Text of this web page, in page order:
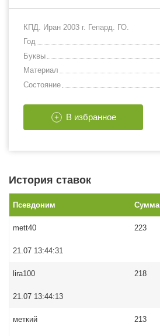
КПД. Иран 2003 г. Гепард. ГО.
Год
Буквы
Материал
Состояние
В избранное
История ставок
Псевдоним Сумма
mett40 223
21.07 13:44:31
lira100 218
21.07 13:44:13
меткий 213